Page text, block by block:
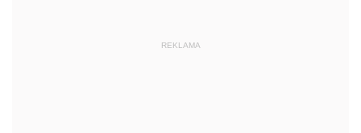
REKLAMA